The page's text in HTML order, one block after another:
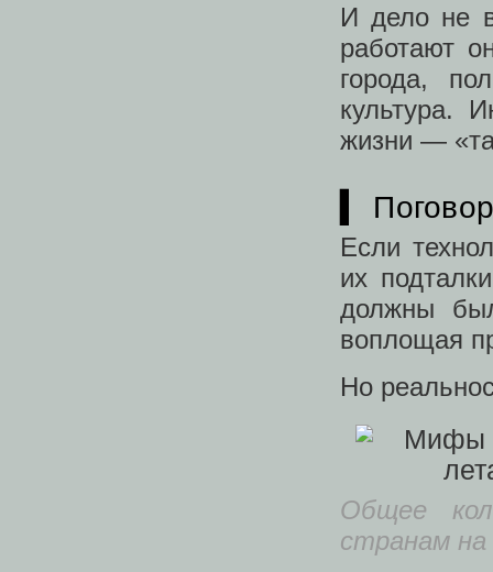
И дело не
работают
города,
культура.
жизни —
▍
Если
их
должны
воплощая
Но
Общее
странам